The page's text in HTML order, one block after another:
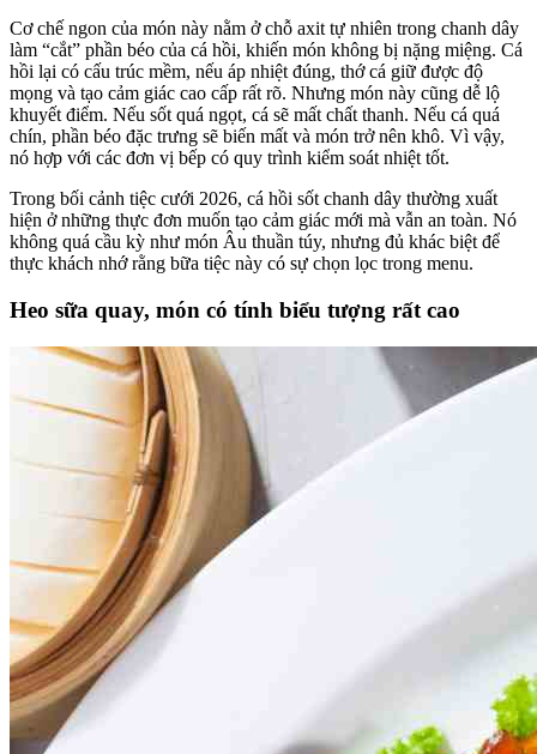
Cơ chế ngon của món này nằm ở chỗ axit tự nhiên trong chanh dây
làm “cắt” phần béo của cá hồi, khiến món không bị nặng miệng. Cá
hồi lại có cấu trúc mềm, nếu áp nhiệt đúng, thớ cá giữ được độ
mọng và tạo cảm giác cao cấp rất rõ. Nhưng món này cũng dễ lộ
khuyết điểm. Nếu sốt quá ngọt, cá sẽ mất chất thanh. Nếu cá quá
chín, phần béo đặc trưng sẽ biến mất và món trở nên khô. Vì vậy,
nó hợp với các đơn vị bếp có quy trình kiểm soát nhiệt tốt.
Trong bối cảnh tiệc cưới 2026, cá hồi sốt chanh dây thường xuất
hiện ở những thực đơn muốn tạo cảm giác mới mà vẫn an toàn. Nó
không quá cầu kỳ như món Âu thuần túy, nhưng đủ khác biệt để
thực khách nhớ rằng bữa tiệc này có sự chọn lọc trong menu.
Heo sữa quay, món có tính biểu tượng rất cao